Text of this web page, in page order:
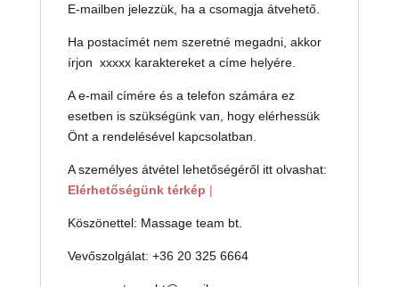
E-mailben jelezzük, ha a csomagja átvehető.
Ha postacímét nem szeretné megadni, akkor
írjon xxxxx karaktereket a címe helyére.
A e-mail címére és a telefon számára ez
esetben is szükségünk van, hogy elérhessük
Önt a rendelésével kapcsolatban.
A személyes átvétel lehetőségéről itt olvashat:
Elérhetőségünk térkép |
Köszönettel: Massage team bt.
Vevőszolgálat: +36 20 325 6664